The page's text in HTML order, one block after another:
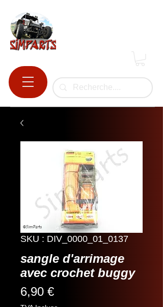
SKU : DIV_0000_01_0137
sangle d'arrimage
avec crochet buggy
6,90 €Prix